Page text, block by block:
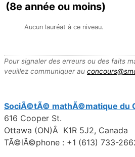
(8e année ou moins)
Aucun lauréat à ce niveau.
Pour signaler des erreurs ou des faits
veuillez communiquer au
SociÃ©tÃ© mathÃ©matique du
616 Cooper St.
Ottawa (ON)Â K1R 5J2, Canada
TÃ©lÃ©phone : +1 (613) 733-